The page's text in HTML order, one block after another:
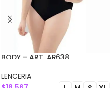
BODY – ART. AR638
LENCERIA